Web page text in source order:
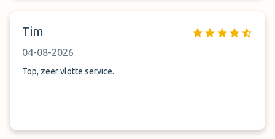
Tim
04-08-2026
Top, zeer vlotte service.